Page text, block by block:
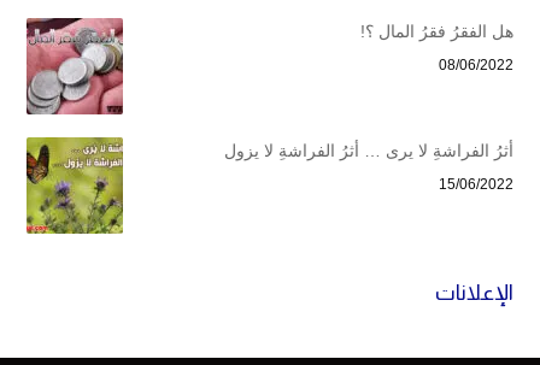
هل الفقرُ فقرُ المال ؟!
08/06/2022
أثرُ الفراشةِ لا يرى … أثرُ الفراشةِ لا يزول
15/06/2022
الإعلانات